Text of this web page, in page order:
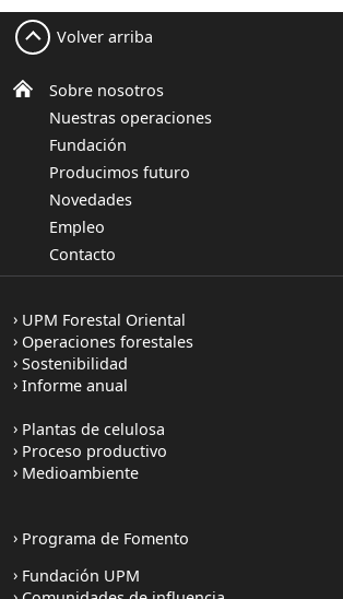
Sobre nosotros
Nuestras operaciones
Fundación
Producimos futuro
Novedades
Empleo
Contacto
Volver arriba
UPM Forestal Oriental
Operaciones forestales
Sostenibilidad
Informe anual
Plantas de celulosa
Proceso productivo
Medioambiente
Programa de Fomento
Fundación UPM